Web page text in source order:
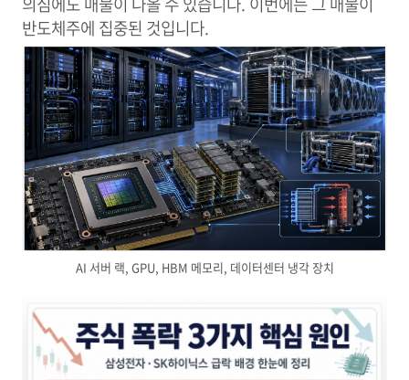
반도체주에 집중된 것입니다.
AI 서버 랙, GPU, HBM 메모리, 데이터센터 냉각 장치